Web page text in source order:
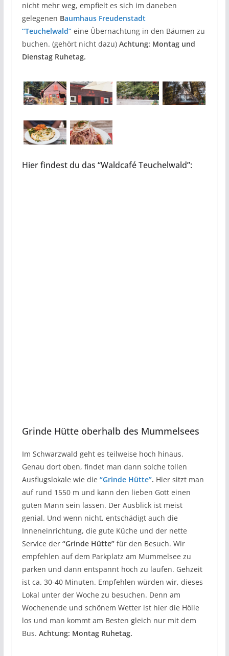
nicht mehr weg, empfielt es sich im daneben
gelegenen Baumhaus Freudenstadt
“Teuchelwald” eine Übernachtung in den Bäumen zu
buchen. (gehört nicht dazu) Achtung: Montag und
Dienstag Ruhetag.
Hier findest du das “Waldcafé Teuchelwald”:
Grinde Hütte oberhalb des Mummelsees
Im Schwarzwald geht es teilweise hoch hinaus.
Genau dort oben, findet man dann solche tollen
Ausflugslokale wie die “Grinde Hütte”. Hier sitzt man
auf rund 1550 m und kann den lieben Gott einen
guten Mann sein lassen. Der Ausblick ist meist
genial. Und wenn nicht, entschädigt auch die
Inneneinrichtung, die gute Küche und der nette
Service der “Grinde Hütte” für den Besuch. Wir
empfehlen auf dem Parkplatz am Mummelsee zu
parken und dann entspannt hoch zu laufen. Gehzeit
ist ca. 30-40 Minuten. Empfehlen würden wir, dieses
Lokal unter der Woche zu besuchen. Denn am
Wochenende und schönem Wetter ist hier die Hölle
los und man kommt am Besten gleich nur mit dem
Bus. Achtung: Montag Ruhetag.